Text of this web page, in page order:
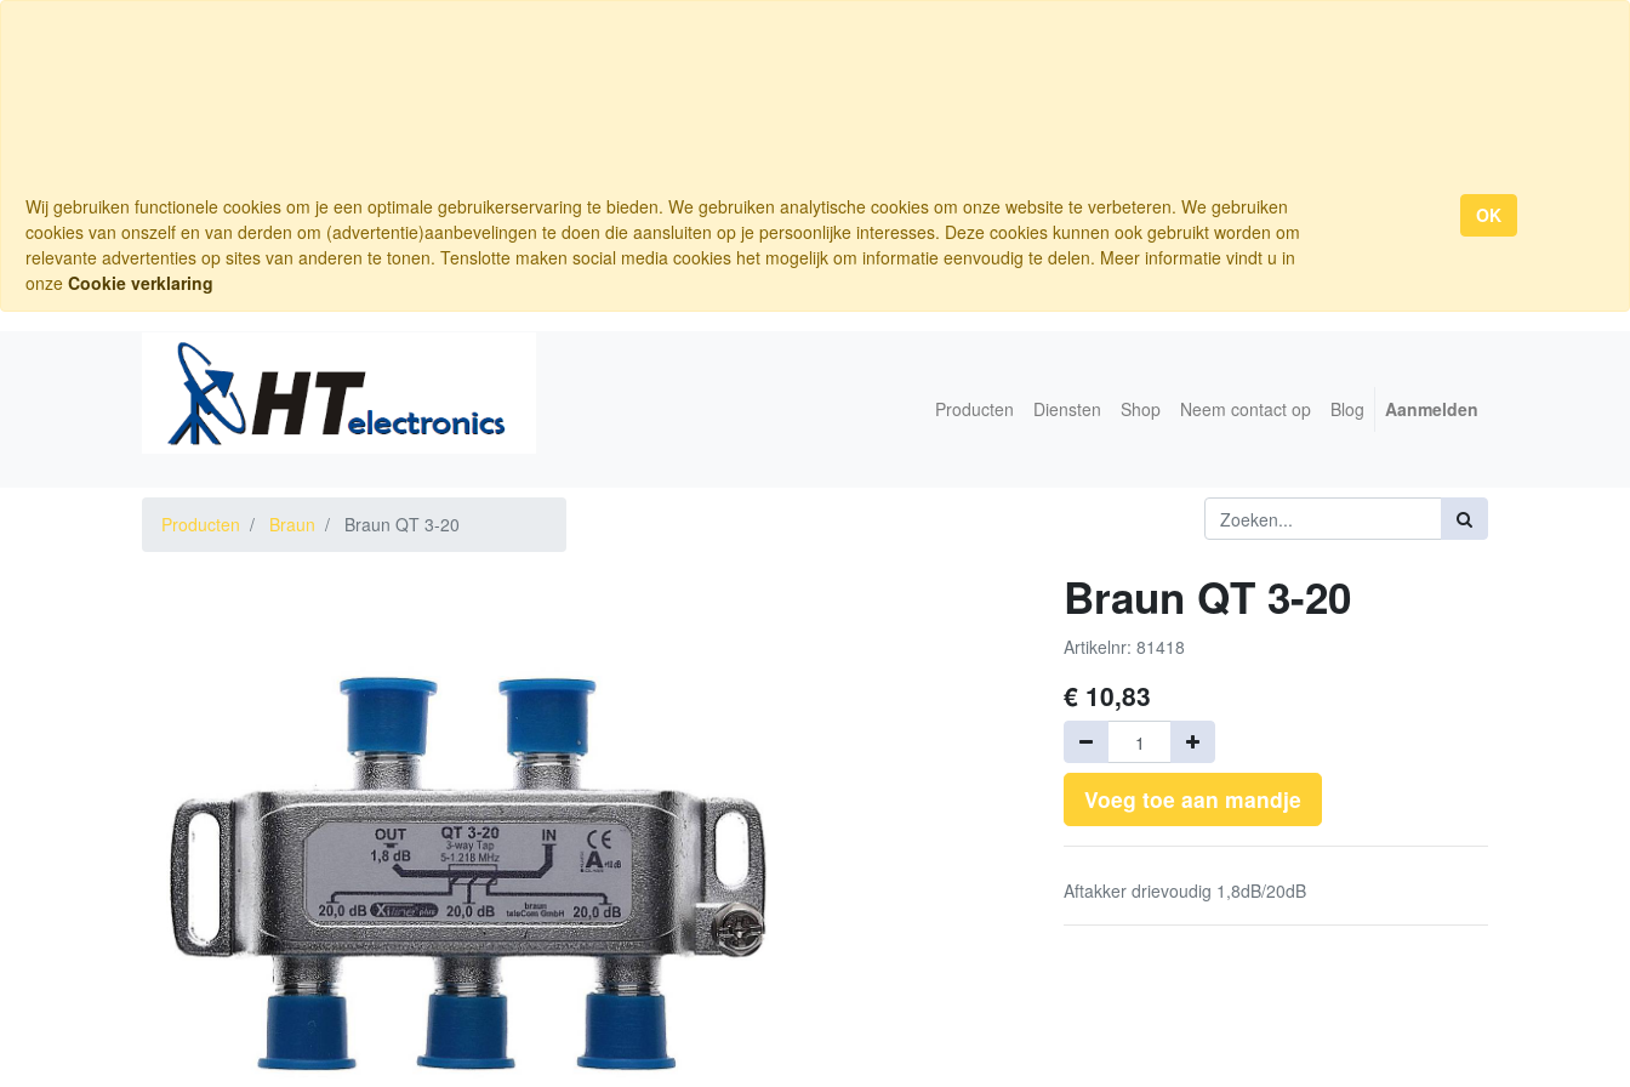
Wij gebruiken functionele cookies om je een optimale gebruikerservaring te bieden. We gebruiken analytische cookies om onze website te verbeteren. We gebruiken
cookies van onszelf en van derden om (advertentie)aanbevelingen te doen die aansluiten op je persoonlijke interesses. Deze cookies kunnen ook gebruikt worden om
relevante advertenties op sites van anderen te tonen. Tenslotte maken social media cookies het mogelijk om informatie eenvoudig te delen. Meer informatie vindt u in
onze Cookie verklaring
OK
Producten Diensten Shop Neem contact op Blog Aanmelden
Producten Braun Braun QT 3-20
Braun QT 3-20
Artikelnr: 81418
€ 10,83
Voeg toe aan mandje
Aftakker drievoudig 1,8dB/20dB